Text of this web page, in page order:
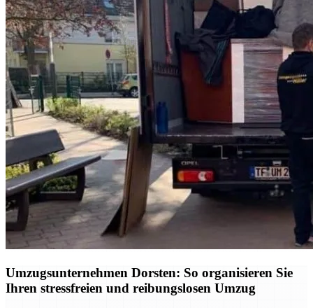
Umzugsunternehmen Dorsten: So organisieren Sie
Ihren stressfreien und reibungslosen Umzug